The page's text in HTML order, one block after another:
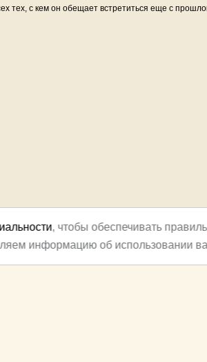
тех, с кем он обещает встретиться еще с
, чтобы обеспечивать
информацию об использовании